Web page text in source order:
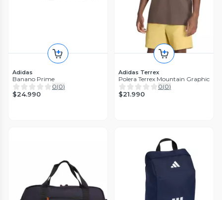
Adidas
Banano Prime
0(0)
$24.990
Adidas Terrex
Polera Terrex Mountain Graphic
0(0)
$21.990